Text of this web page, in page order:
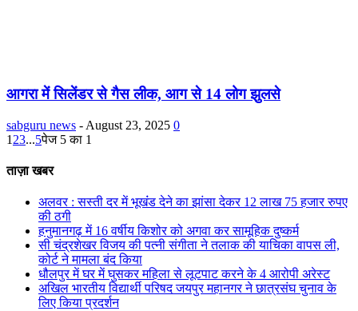
आगरा में सिलेंडर से गैस लीक, आग से 14 लोग झुलसे
sabguru news - August 23, 2025 0
1 23...5पेज 5 का 1
ताज़ा खबर
अलवर : सस्ती दर में भूखंंड देने का झांसा देकर 12 लाख 75 हजार रुपए
की ठगी
हनुमानगढ़ में 16 वर्षीय किशोर को अगवा कर सामूहिक दुष्कर्म
सी चंद्रशेखर विजय की पत्नी संगीता ने तलाक की याचिका वापस ली,
कोर्ट ने मामला बंद किया
धौलपुर में घर में घुसकर महिला से लूटपाट करने के 4 आरोपी अरेस्ट
अखिल भारतीय विद्यार्थी परिषद जयपुर महानगर ने छात्रसंघ चुनाव के
लिए किया प्रदर्शन